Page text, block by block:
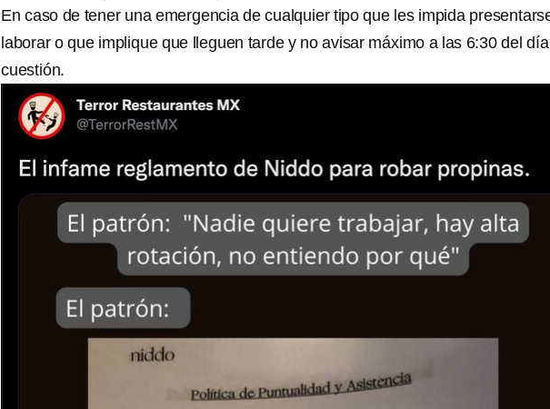
En caso de tener una emergencia de cualquier tipo que les impida
laborar o que implique que lleguen tarde y no avisar máximo a las 6:30 del
cuestión.